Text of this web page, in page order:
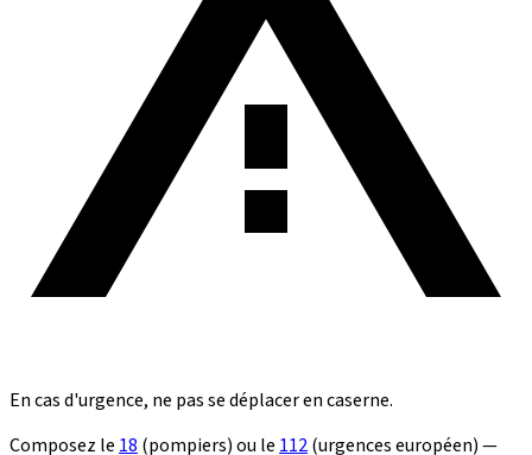
En cas d'urgence, ne pas se déplacer en caserne.
Composez le 18 (pompiers) ou le 112(urgences européen) —